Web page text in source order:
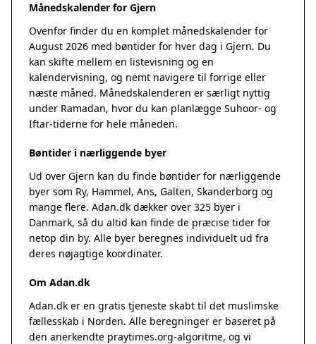
Månedskalender for Gjern
Ovenfor finder du en komplet månedskalender for
August 2026 med bøntider for hver dag i Gjern. Du
kan skifte mellem en listevisning og en
kalendervisning, og nemt navigere til forrige eller
næste måned. Månedskalenderen er særligt nyttig
under Ramadan, hvor du kan planlægge Suhoor- og
Iftar-tiderne for hele måneden.
Bøntider i nærliggende byer
Ud over Gjern kan du finde bøntider for nærliggende
byer som Ry, Hammel, Ans, Galten, Skanderborg og
mange flere. Adan.dk dækker over 325 byer i
Danmark, så du altid kan finde de præcise tider for
netop din by. Alle byer beregnes individuelt ud fra
deres nøjagtige koordinater.
Om Adan.dk
Adan.dk er en gratis tjeneste skabt til det muslimske
fællesskab i Norden. Alle beregninger er baseret på
den anerkendte praytimes.org-algoritme, og vi